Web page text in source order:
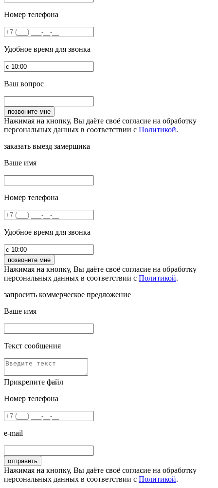
Номер телефона
Удобное время для звонка
Ваш вопрос
Нажимая на кнопку, Вы даёте своё согласие на обработку
персональных данных в соответствии с Политикой.
заказать выезд замерщика
Ваше имя
Номер телефона
Удобное время для звонка
Нажимая на кнопку, Вы даёте своё согласие на обработку
персональных данных в соответствии с Политикой.
запросить коммерческое предложение
Ваше имя
Текст сообщения
Прикрепите файл
Номер телефона
e-mail
Нажимая на кнопку, Вы даёте своё согласие на обработку
персональных данных в соответствии с Политикой.